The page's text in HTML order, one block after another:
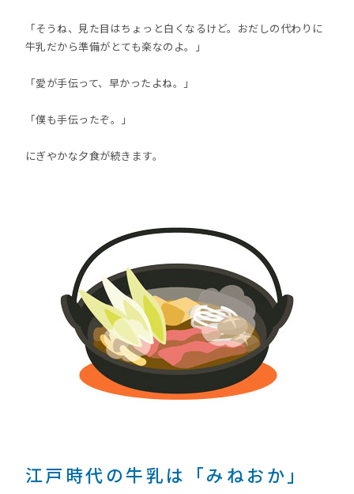
「そうね、見た目はちょっと白くなるけど。おだしの代わりに
牛乳だから準備がとても楽なのよ。」
「愛が手伝って、早かったよね。」
「僕も手伝ったぞ。」
にぎやかな夕食が続きます。
江戸時代の牛乳は「みねおか」